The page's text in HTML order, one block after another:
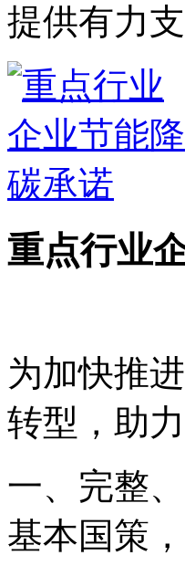
提供有力支
重点行业
为加快推
转型，助
一、完整
基本国策